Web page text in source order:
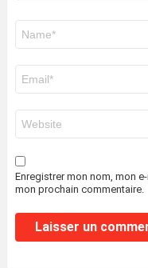
mail
*
web
Enregistrer mon nom, mon
mon prochain commentaire.